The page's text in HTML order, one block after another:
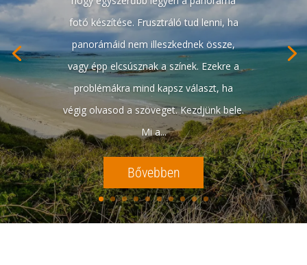
fotó készítése. Frusztráló tud lenni, ha
panorámáid nem illeszkednek össze,
vagy épp elcsúsznak a színek. Ezekre a
problémákra mind kapsz választ, ha
végig olvasod a szöveget. Kezdjünk bele.
Mi a...
Bővebben